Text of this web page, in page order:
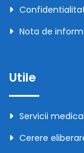
Nota de
Utile
Servicii
Cerere